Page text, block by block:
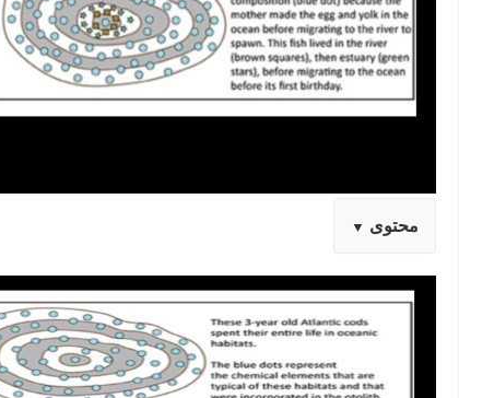
محتوى